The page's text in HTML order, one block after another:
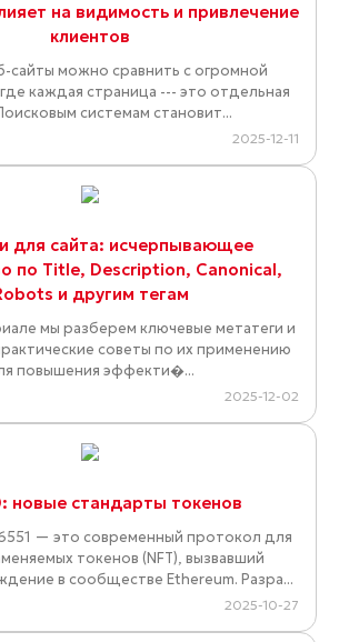
на видимость и привлечение
клиентов
сайты можно сравнить с огромной
каждая страница --- это отдельная
системам становит...
2025-12-11
для сайта: исчерпывающее
по Title, Description, Canonical,
и другим тегам
мы разберем ключевые метатеги и
советы по их применению
повышения эффекти�...
2025-12-02
новые стандарты токенов
— это современный протокол для
токенов (NFT), вызвавший
в сообществе Ethereum. Разра...
2025-10-27